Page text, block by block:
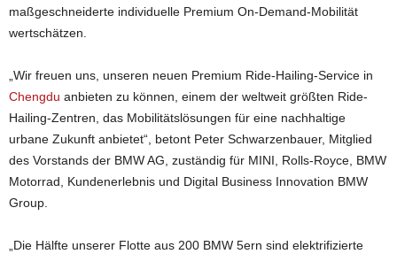
maßgeschneiderte individuelle Premium On-Demand-Mobilität
wertschätzen.
„Wir freuen uns, unseren neuen Premium Ride-Hailing-Service in
Chengdu anbieten zu können, einem der weltweit größten Ride-
Hailing-Zentren, das Mobilitätslösungen für eine nachhaltige
urbane Zukunft anbietet“, betont Peter Schwarzenbauer, Mitglied
des Vorstands der BMW AG, zuständig für MINI, Rolls-Royce, BMW
Motorrad, Kundenerlebnis und Digital Business Innovation BMW
Group.
„Die Hälfte unserer Flotte aus 200 BMW 5ern sind elektrifizierte